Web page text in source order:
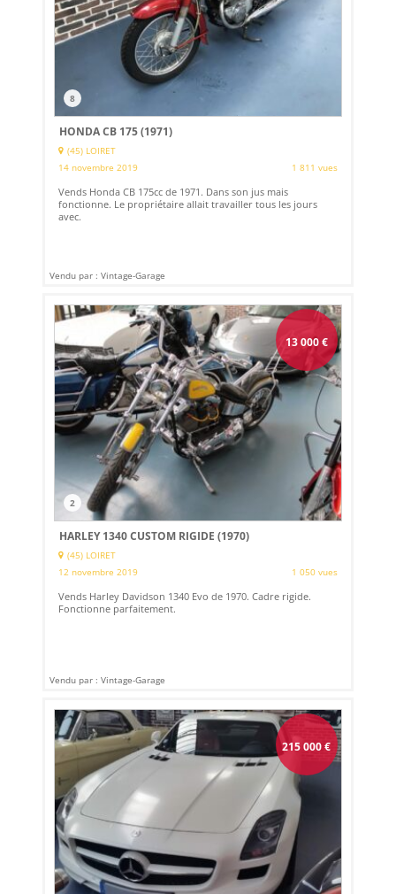
8
HONDA CB 175 (1971)
(45) LOIRET
14 novembre 2019
1 811 vues
Vends Honda CB 175cc de 1971. Dans son jus mais
fonctionne. Le propriétaire allait travailler tous les jours
avec.
Vendu par : Vintage-Garage
13 000€
2
HARLEY 1340 CUSTOM RIGIDE (1970)
(45) LOIRET
12 novembre 2019
1 050 vues
Vends Harley Davidson 1340 Evo de 1970. Cadre rigide.
Fonctionne parfaitement.
Vendu par : Vintage-Garage
215 000€